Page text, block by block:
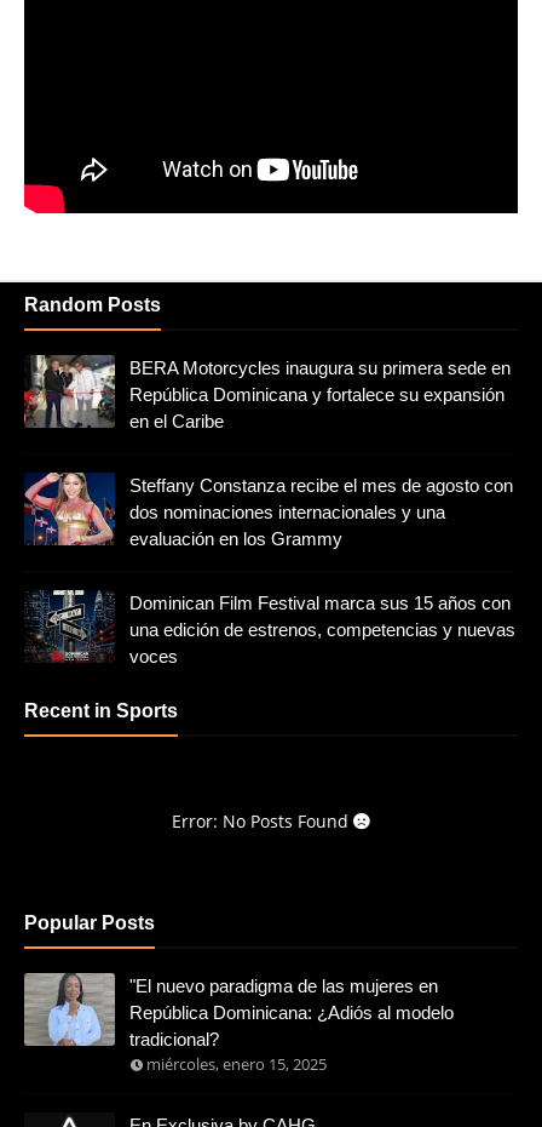
Random Posts
BERA Motorcycles inaugura su primera sede en
República Dominicana y fortalece su expansión
en el Caribe
Steffany Constanza recibe el mes de agosto con
dos nominaciones internacionales y una
evaluación en los Grammy
Dominican Film Festival marca sus 15 años con
una edición de estrenos, competencias y nuevas
voces
Recent in Sports
Error: No Posts Found
Popular Posts
"El nuevo paradigma de las mujeres en
República Dominicana: ¿Adiós al modelo
tradicional?
miércoles, enero 15, 2025